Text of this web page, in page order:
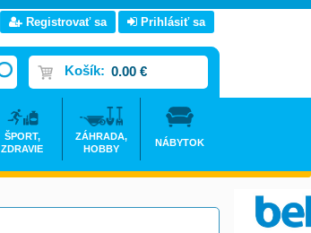
Registrovať sa Prihlásiť sa
Košík: 0.00 €
ŠPORT,
ZDRAVIE
ZÁHRADA,
HOBBY
NÁBYTOK